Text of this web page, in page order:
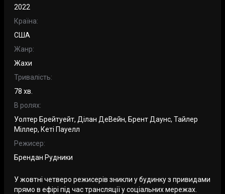
2022
Країна:
США
Жанр:
Жахи
Тривалість:
78 хв.
В ролях:
Уолтер Брейтуейт, Ділан ДеВейн, Брент Даунс, Тайлер
Міллер, Кеті Пауелл
Режисер:
Брендан Рудники
У жовтні четверо режисерів зникли у будинку з привидами
прямо в ефірі під час трансляції у соціальних мережах.